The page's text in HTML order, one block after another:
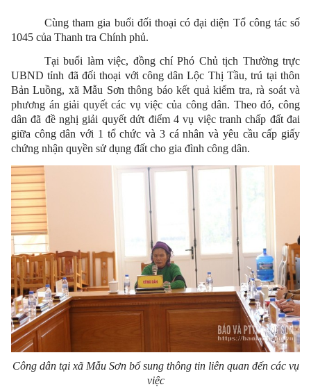
Cùng tham gia buổi đối thoại có đại diện Tổ công tác số
1045 của Thanh tra Chính phủ.
Tại buổi làm việc, đồng chí Phó Chủ tịch Thường trực
UBND tỉnh đã đối thoại với công dân Lộc Thị Tầu, trú tại thôn
Bản Luồng, xã Mẫu Sơn thông báo kết quả kiểm tra, rà soát và
phương án giải quyết các vụ việc của công dân. Theo đó, công
dân đã đề nghị giải quyết dứt điểm 4 vụ việc tranh chấp đất đai
giữa công dân với 1 tổ chức và 3 cá nhân và yêu cầu cấp giấy
chứng nhận quyền sử dụng đất cho gia đình công dân.
Công dân tại xã Mẫu Sơn bổ sung thông tin liên quan đến các vụ
việc